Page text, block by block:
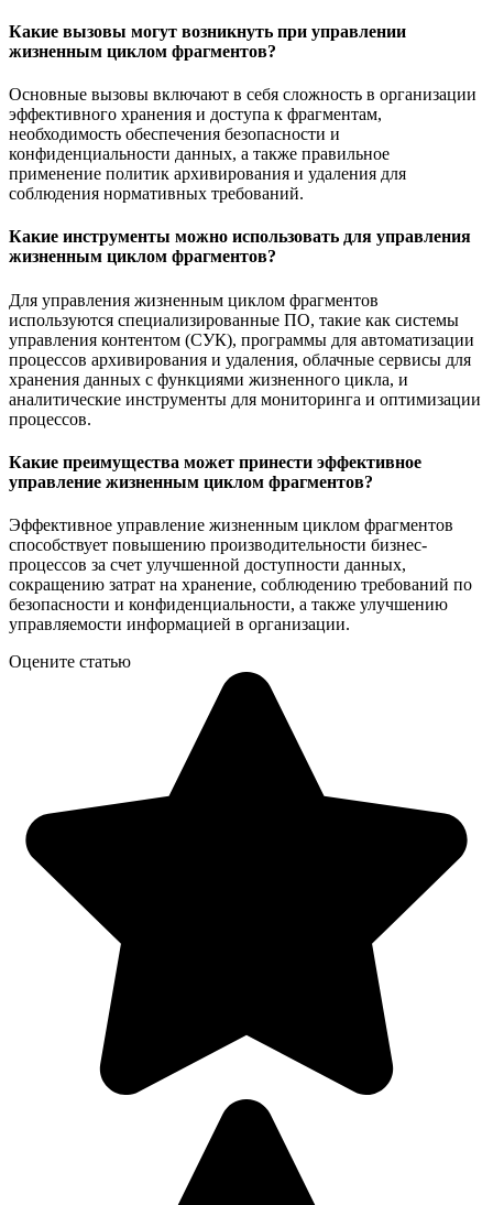
Какие вызовы могут возникнуть при управлении
жизненным циклом фрагментов?
Основные вызовы включают в себя сложность в организации
эффективного хранения и доступа к фрагментам,
необходимость обеспечения безопасности и
конфиденциальности данных, а также правильное
применение политик архивирования и удаления для
соблюдения нормативных требований.
Какие инструменты можно использовать для управления
жизненным циклом фрагментов?
Для управления жизненным циклом фрагментов
используются специализированные ПО, такие как системы
управления контентом (СУК), программы для автоматизации
процессов архивирования и удаления, облачные сервисы для
хранения данных с функциями жизненного цикла, и
аналитические инструменты для мониторинга и оптимизации
процессов.
Какие преимущества может принести эффективное
управление жизненным циклом фрагментов?
Эффективное управление жизненным циклом фрагментов
способствует повышению производительности бизнес-
процессов за счет улучшенной доступности данных,
сокращению затрат на хранение, соблюдению требований по
безопасности и конфиденциальности, а также улучшению
управляемости информацией в организации.
Оцените статью